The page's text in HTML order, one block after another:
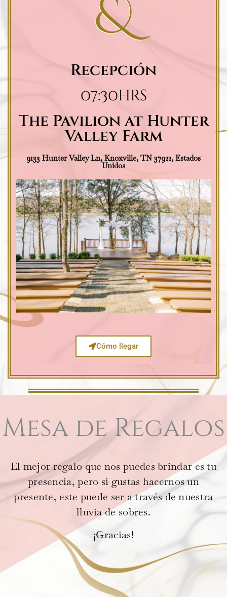
&
Recepción
07:30hrs
The Pavilion at Hunter
Valley Farm
9133 Hunter Valley Ln, Knoxville, TN 37922, Estados
Unidos
Cómo llegar
Mesa de Regalos
El mejor regalo que nos puedes brindar es tu
presencia, pero si gustas hacernos un
presente, este puede ser a través de nuestra
lluvia de sobres.
¡Gracias!